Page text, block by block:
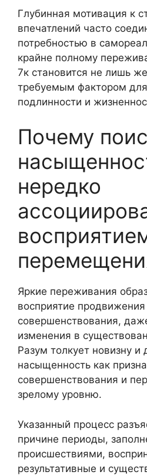
Глубинная мотивация к
впечатлений часто
потребностью в
крайне полному
7к становится не лишь
требуемым фактором
подлинности и
Почему
нередко
Яркие переживания
восприятие продвижения
совершенствования,
изменения в
Разум толкует новизну
насыщенность как
совершенствования и
зрелому уровню.
Указанный процесс
причине периоды,
происшествиями,
результативные и